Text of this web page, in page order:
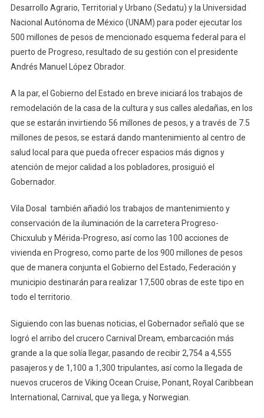
Desarrollo Agrario, Territorial y Urbano (Sedatu) y la Universidad
Nacional Autónoma de México (UNAM) para poder ejecutar los
500 millones de pesos de mencionado esquema federal para el
puerto de Progreso, resultado de su gestión con el presidente
Andrés Manuel López Obrador.
A la par, el Gobierno del Estado en breve iniciará los trabajos de
remodelación de la casa de la cultura y sus calles aledañas, en los
que se estarán invirtiendo 56 millones de pesos, y a través de 7.5
millones de pesos, se estará dando mantenimiento al centro de
salud local para que pueda ofrecer espacios más dignos y
atención de mejor calidad a los pobladores, prosiguió el
Gobernador.
Vila Dosal también añadió los trabajos de mantenimiento y
conservación de la iluminación de la carretera Progreso-
Chicxulub y Mérida-Progreso, así como las 100 acciones de
vivienda en Progreso, como parte de los 900 millones de pesos
que de manera conjunta el Gobierno del Estado, Federación y
municipio destinarán para realizar 17,500 obras de este tipo en
todo el territorio.
Siguiendo con las buenas noticias, el Gobernador señaló que se
logró el arribo del crucero Carnival Dream, embarcación más
grande a la que solía llegar, pasando de recibir 2,754 a 4,555
pasajeros y de 1,100 a 1,300 tripulantes, así como la llegada de
nuevos cruceros de Viking Ocean Cruise, Ponant, Royal Caribbean
International, Carnival, que ya llega, y Norwegian.